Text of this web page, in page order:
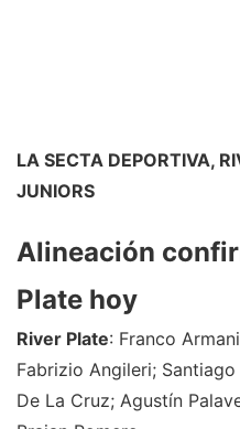
LA SECTA DEPORTIVA,
JUNIORS
Alineación
Plate hoy
River Plate: Franco
Fabrizio Angileri;
De La Cruz; Agustín